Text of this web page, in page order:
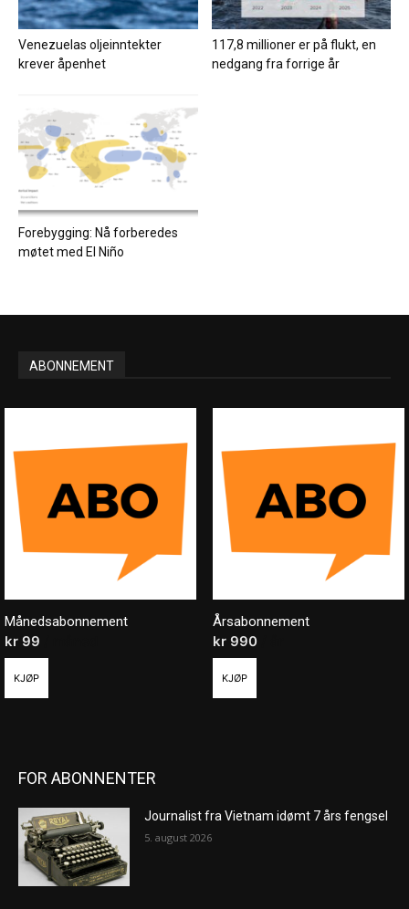
Venezuelas oljeinntekter
krever åpenhet
117,8 millioner er på flukt, en
nedgang fra forrige år
Forebygging: Nå forberedes
møtet med El Niño
ABONNEMENT
Månedsabonnement
kr 99
KJØP
Årsabonnement
kr990
KJØP
FOR ABONNENTER
Journalist fra Vietnam idømt 7 års fengsel
5. august 2026